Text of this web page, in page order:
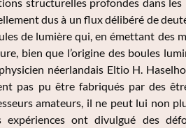
dus à un flux délibéré de
de lumière qui, en émettant des
bien que l’origine des boules
néerlandais Eltio H.
pas pu être fabriqués par des
amateurs, il ne peut lui non
ont divulgué des